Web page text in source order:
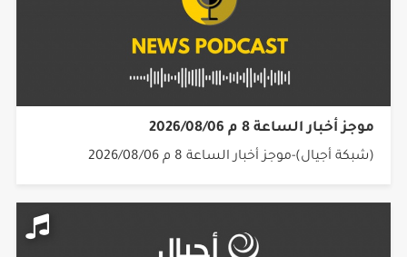
موجز أخبار الساعة 8 م 2026/08/06
(شبكة أجيال)-موجز أخبار الساعة 8 م 2026/08/06